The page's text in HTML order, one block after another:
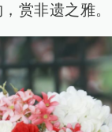
赏非遗之雅。